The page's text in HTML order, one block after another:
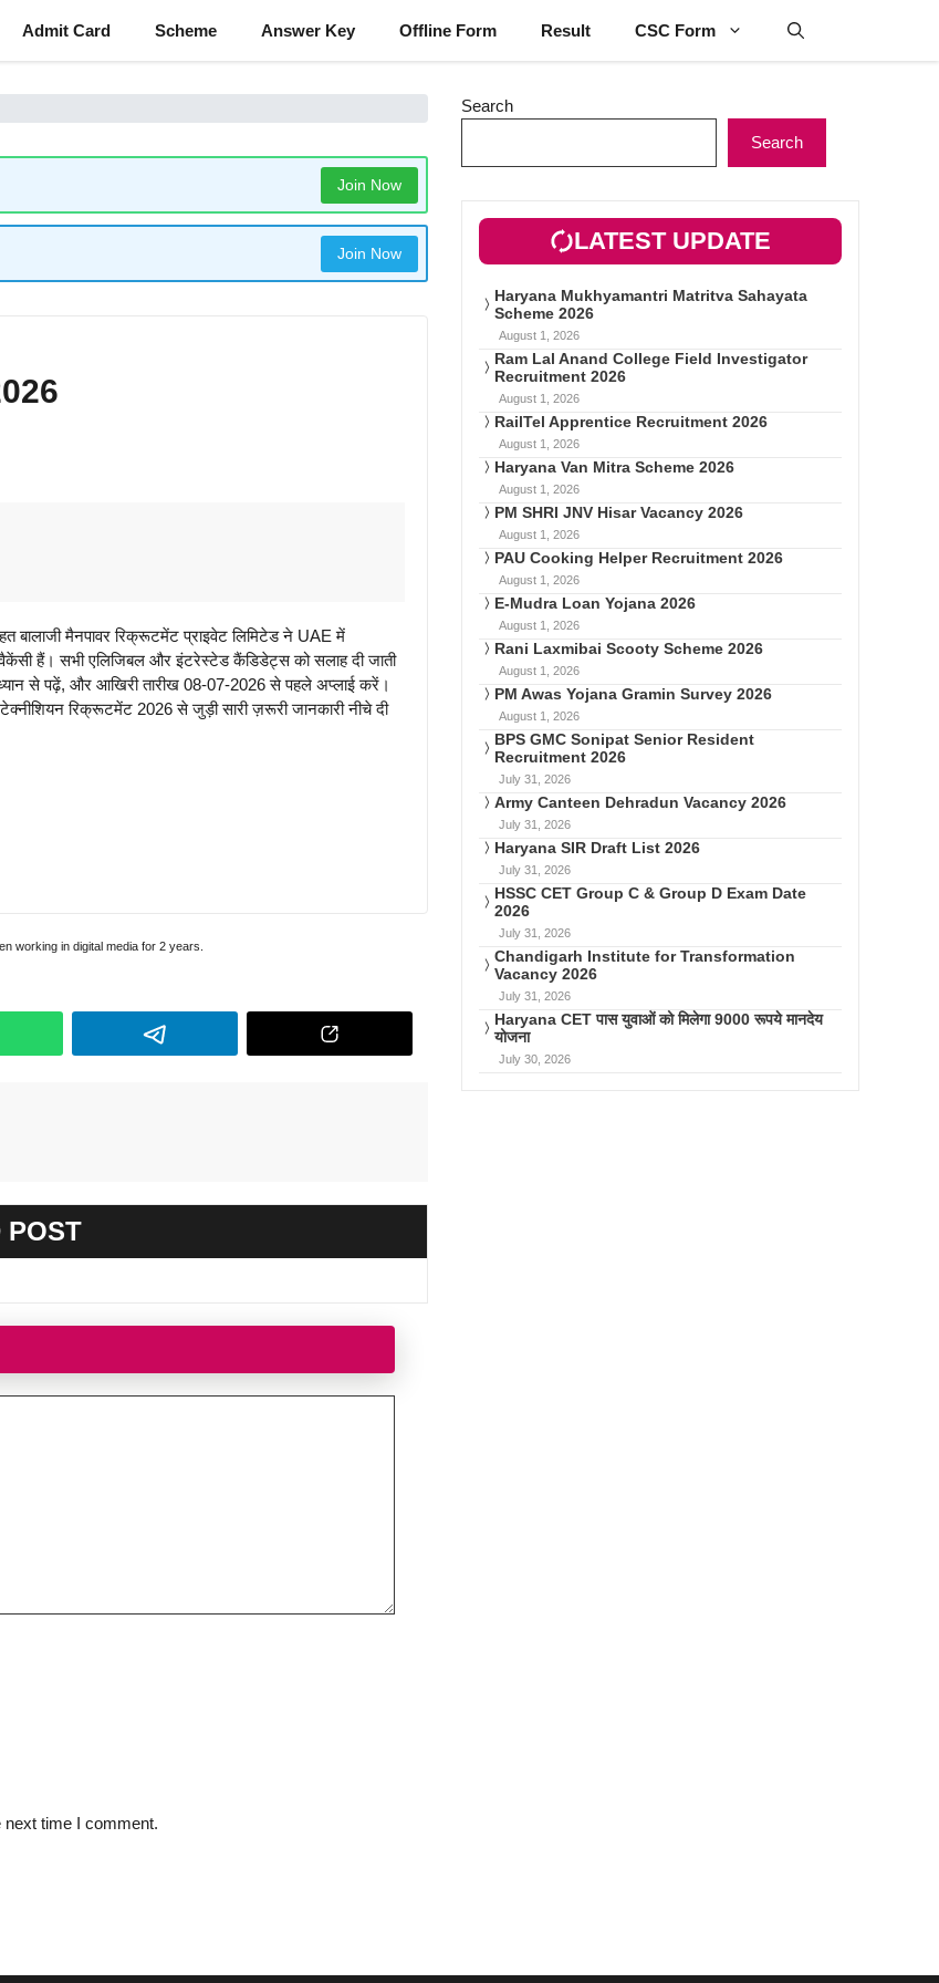
Admit Card Scheme Answer Key Offline Form Result CSC Form
Join Now
Join Now
बालाजी मैनपावर रिक्रूटमेंट प्राइवेट लिमिटेड ने UAE में
हैं। सभी एलिजिबल और इंटरेस्टेड कैंडिडेट्स को सलाह दी जाती
से पढ़ें, और आखिरी तारीख 08-07-2026 से पहले अप्लाई करें।
रिक्रूटमेंट 2026 से जुड़ी सारी ज़रूरी जानकारी नीचे दी
working in digital media for 2 years.
POST
time I comment.
Search
Search
LATEST UPDATE
Haryana Mukhyamantri Matritva Sahayata
Scheme 2026
August 1, 2026
Ram Lal Anand College Field Investigator
Recruitment 2026
August 1, 2026
RailTel Apprentice Recruitment 2026
August 1, 2026
Haryana Van Mitra Scheme 2026
August 1, 2026
PM SHRI JNV Hisar Vacancy 2026
August 1, 2026
PAU Cooking Helper Recruitment 2026
August 1, 2026
E-Mudra Loan Yojana 2026
August 1, 2026
Rani Laxmibai Scooty Scheme 2026
August 1, 2026
PM Awas Yojana Gramin Survey 2026
August 1, 2026
BPS GMC Sonipat Senior Resident
Recruitment 2026
July 31, 2026
Army Canteen Dehradun Vacancy 2026
July 31, 2026
Haryana SIR Draft List 2026
July 31, 2026
HSSC CET Group C & Group D Exam Date
2026
July 31, 2026
Chandigarh Institute for Transformation
Vacancy 2026
July 31, 2026
Haryana CET पास युवाओं को मिलेगा 9000 रूपये मानदेय
योजना
July 30, 2026